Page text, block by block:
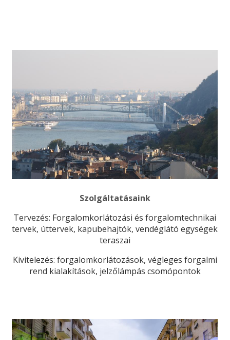
Szolgáltatásaink
Tervezés: Forgalomkorlátozási és forgalomtechnikai
tervek, úttervek, kapubehajtók, vendéglátó egységek
teraszai
Kivitelezés: forgalomkorlátozások, végleges forgalmi
rend kialakítások, jelzőlámpás csomópontok